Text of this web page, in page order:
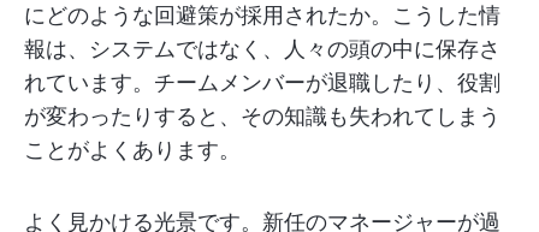
にどのような回避策が採用されたか。こうした情
報は、システムではなく、人々の頭の中に保存さ
れています。チームメンバーが退職したり、役割
が変わったりすると、その知識も失われてしまう
ことがよくあります。
よく見かける光景です。新任のマネージャーが過